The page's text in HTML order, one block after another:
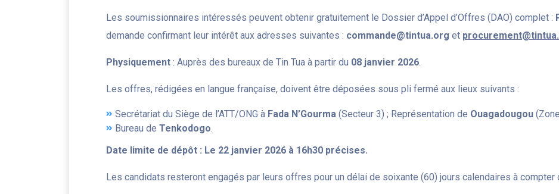
Les soumissionnaires intéressés peuvent obtenir gratuitement le Dossier d’Appel d’Offres (DAO) complet :
demande confirmant leur intérêt aux adresses suivantes : commande@tintua.org et
Physiquement: Auprès des bureaux de Tin Tua à partir du 08 janvier 2026.
Les offres, rédigées en langue française, doivent être déposées sous pli fermé aux lieux suivants :
Secrétariat du Siège de l’ATT/ONG à Fada N’Gourma(Secteur 3) ; Représentation de Ouagadougou
Bureau de Tenkodogo.
Date limite de dépôt : Le 22 janvier 2026 à 16h30 précises.
Les candidats resteront engagés par leurs offres pour un délai de soixante (60) jours calendaires à compter